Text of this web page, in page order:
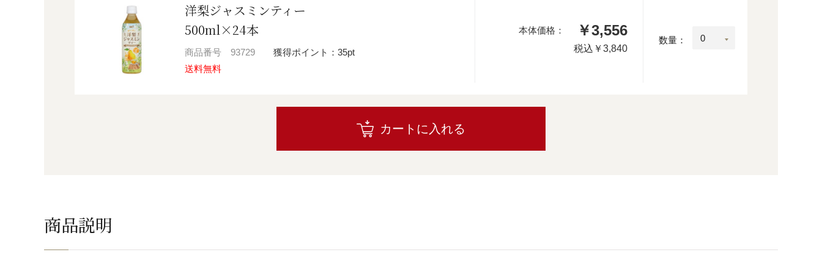
洋梨ジャスミンティー
500ml×24本
商品番号 93729
獲得ポイント：35pt
送料無料
本体価格： ￥3,556
税込 ￥3,840
数量：
カートに入れる
商品説明